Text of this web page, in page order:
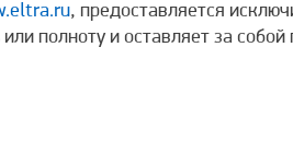
, предоставляется
полноту и оставляет за